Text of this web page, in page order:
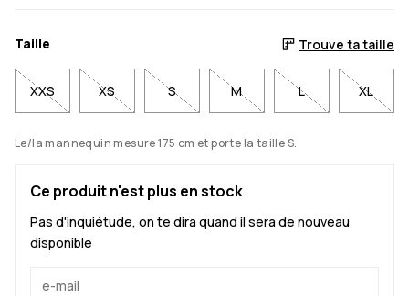
Taille Trouve ta taille
XXS XS S M L XL
Le/la mannequin mesure 175 cm et porte la taille S.
Ce produit n'est plus en stock
Pas d'inquiétude, on te dira quand il sera de nouveau
disponible